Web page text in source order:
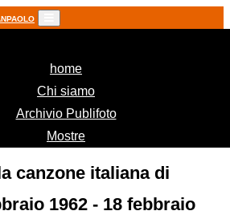
home(current)
Chi siamo
Archivio Publifoto
Mostre
canzone italiana di
1962 - 18 febbraio